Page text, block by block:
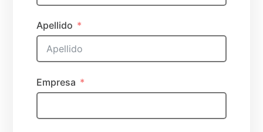
Apellido
Empresa